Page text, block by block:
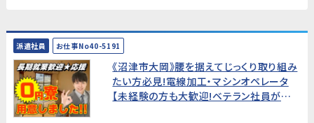
派遣社員 お仕事No40-5191
《沼津市大岡》腰を据えてじっくり取り組み
たい方必見!電線加工・マシンオペレータ
【未経験の方も大歓迎!ベテラン社員がマン